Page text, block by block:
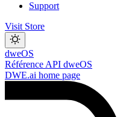
Support
Visit Store
dweOS
Référence API dweOS
DWE.ai home page